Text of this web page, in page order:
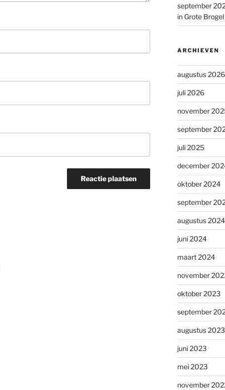
september
in Grote
ARCHIEVEN
augustus 2026
juli 2026
november
september
juli 2025
december
oktober 2024
september
augustus 2024
juni 2024
maart 2024
november
oktober 2023
september
augustus 2023
juni 2023
mei 2023
november